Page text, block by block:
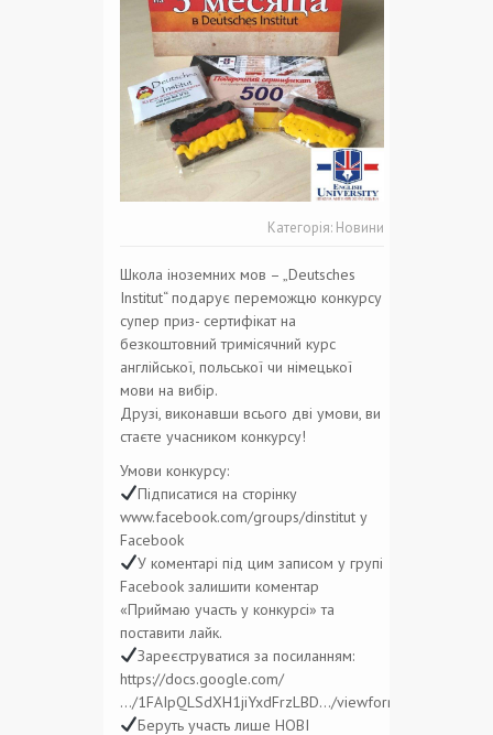
Категорія: Новини
Школа іноземних мов – „Deutsches
Institut“ подарує переможцю конкурсу
супер приз- сертифікат на
безкоштовний тримісячний курс
англійської, польської чи німецької
мови на вибір.
Друзі, виконавши всього дві умови, ви
стаєте учасником конкурсу!
Умови конкурсу:
Підписатися на сторінку
www.facebook.com/groups/dinstitut у
Facebook
У коментарі під цим записом у групі
Facebook залишити коментар
«Приймаю участь у конкурсі» та
поставити лайк.
Зареєструватися за посиланням:
https://docs.google.com/
…/1FAIpQLSdXH1jiYxdFrzLBD…/viewform…
Беруть участь лише НОВІ